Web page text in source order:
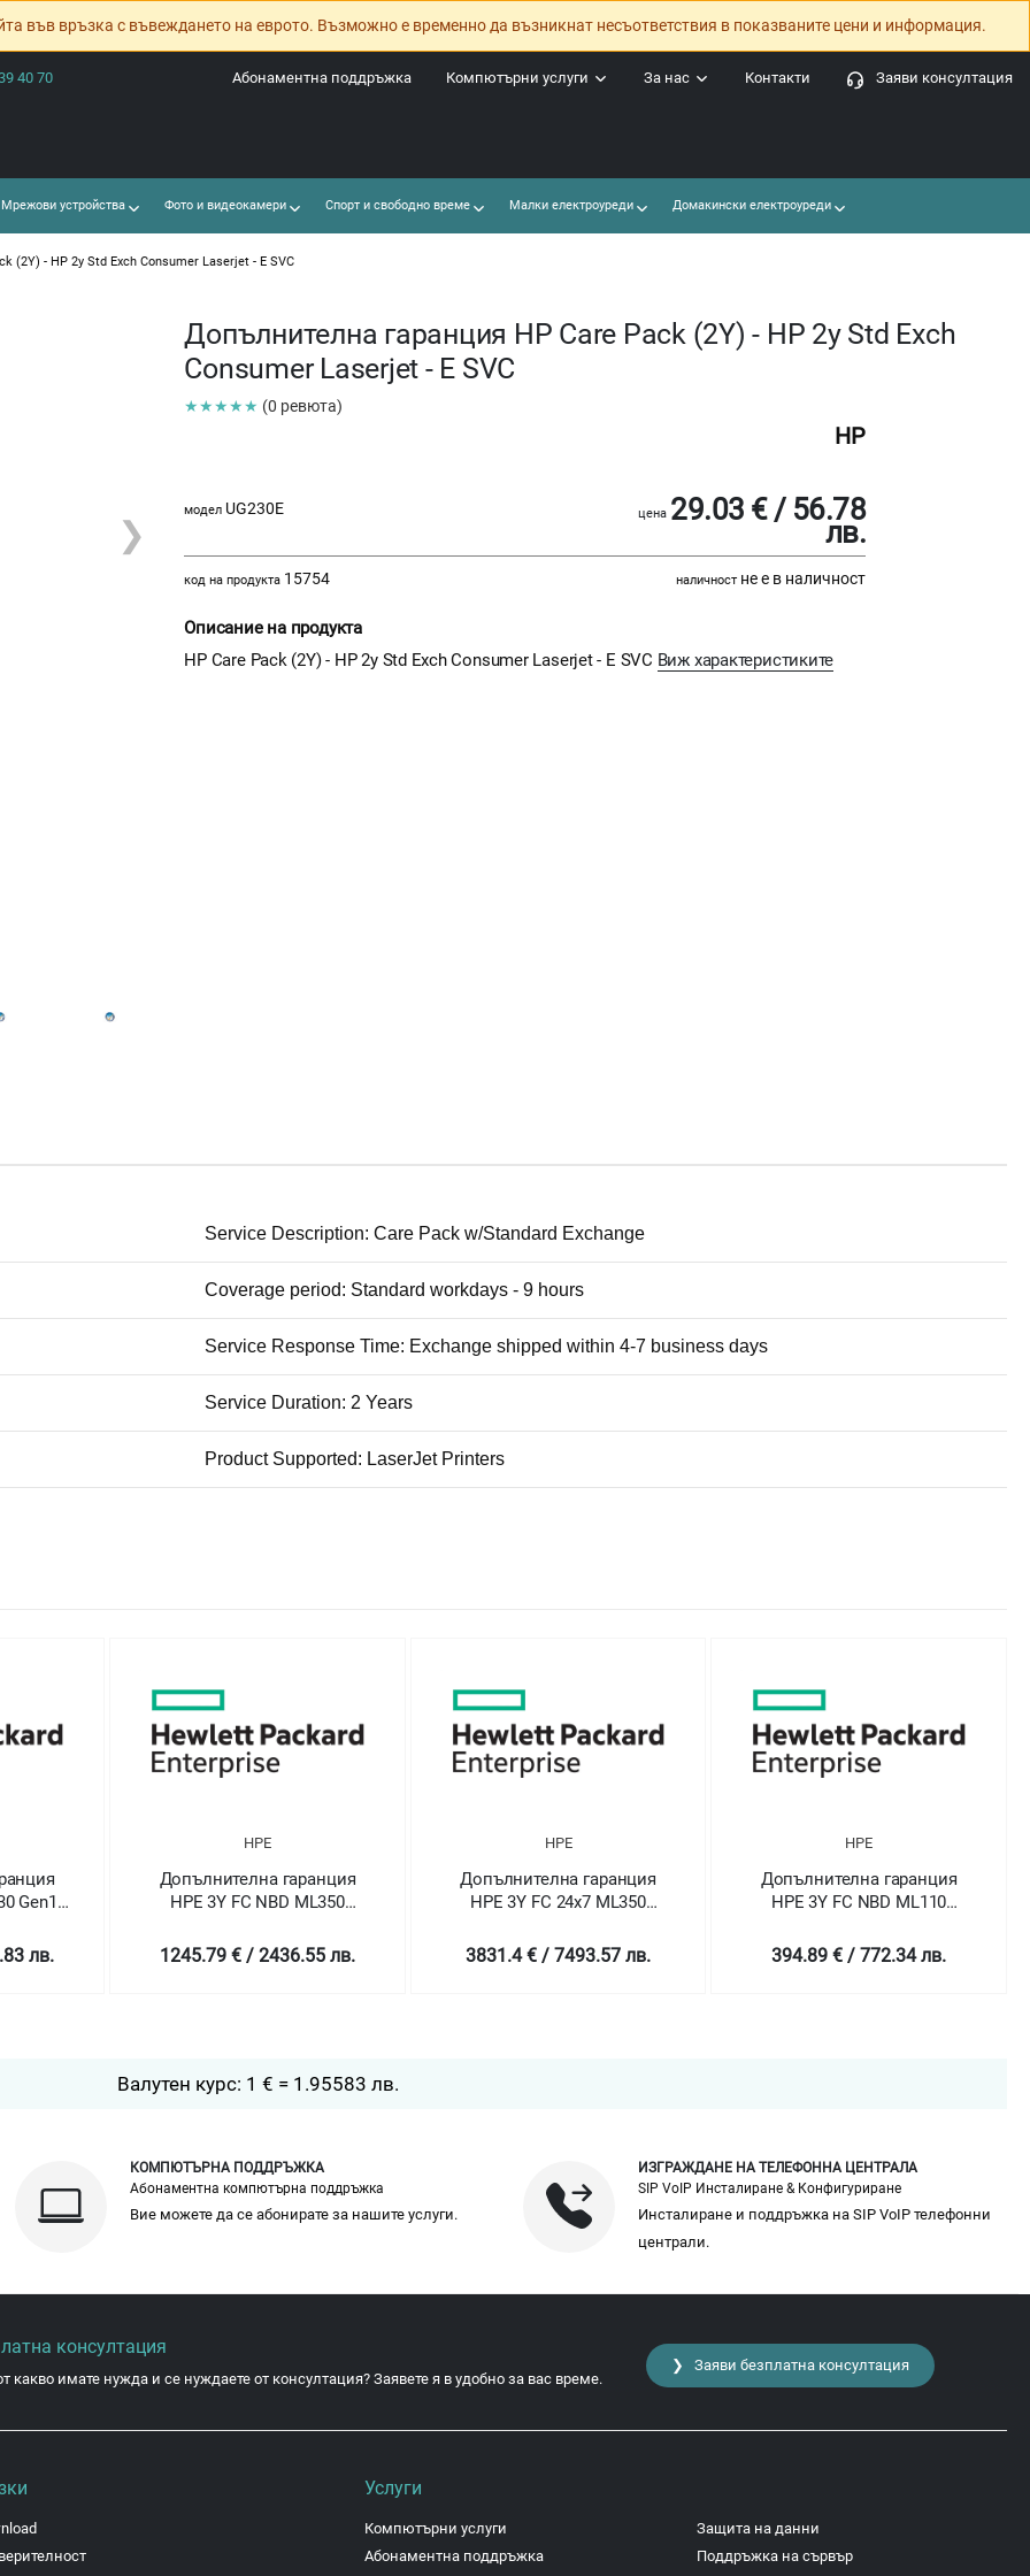
във връзка с въвеждането на еврото. Възможно е временно да възникнат несъответствия в показваните цени и информация.
40 70 Заяви консултация
Контакти
За нас
Компютърни услуги
Абонаментна поддръжка
устройства Фото и видеокамери Спорт и свободно време Малки електроуреди Домакински електроуреди
(2Y) - HP 2y Std Exch Consumer Laserjet - E SVC
❯
Допълнителна гаранция HP Care Pack (2Y) - HP 2y Std Exch
Consumer Laserjet - E SVC
★★★★★ (0 ревюта)
HP
модел UG230E цена 29.03 € / 56.78
лв.
код на продукта 15754 наличност не е в наличност
Описание на продукта
HP Care Pack (2Y) - HP 2y Std Exch Consumer Laserjet - E SVC Виж характеристиките
Service Description: Care Pack w/Standard Exchange
Coverage period: Standard workdays - 9 hours
Service Response Time: Exchange shipped within 4-7 business days
Service Duration: 2 Years
Product Supported: LaserJet Printers
Gen10
лв.
HPE
Допълнителна гаранция
HPE 3Y FC NBD ML350
1245.79 € / 2436.55 лв.
HPE
Допълнителна гаранция
HPE 3Y FC 24x7 ML350
3831.4 € / 7493.57 лв.
HPE
Допълнителна гаранция
HPE 3Y FC NBD ML110
394.89 € / 772.34 лв.
Валутен курс: 1 € = 1.95583 лв.
КОМПЮТЪРНА ПОДДРЪЖКА
Абонаментна компютърна поддръжка
Вие можете да се абонирате за нашите услуги.
ИЗГРАЖДАНЕ НА ТЕЛЕФОННА ЦЕНТРАЛА
SIP VoIP Инсталиране & Конфигуриране
Инсталиране и поддръжка на SIP VoIP телефонни
централи.
консултация
какво имате нужда и се нуждаете от консултация? Заявете я в удобно за вас време.
❯ Заяви безплатна консултация
Услуги
Компютърни услуги
Абонаментна поддръжка
Защита на данни
Поддръжка на сървър